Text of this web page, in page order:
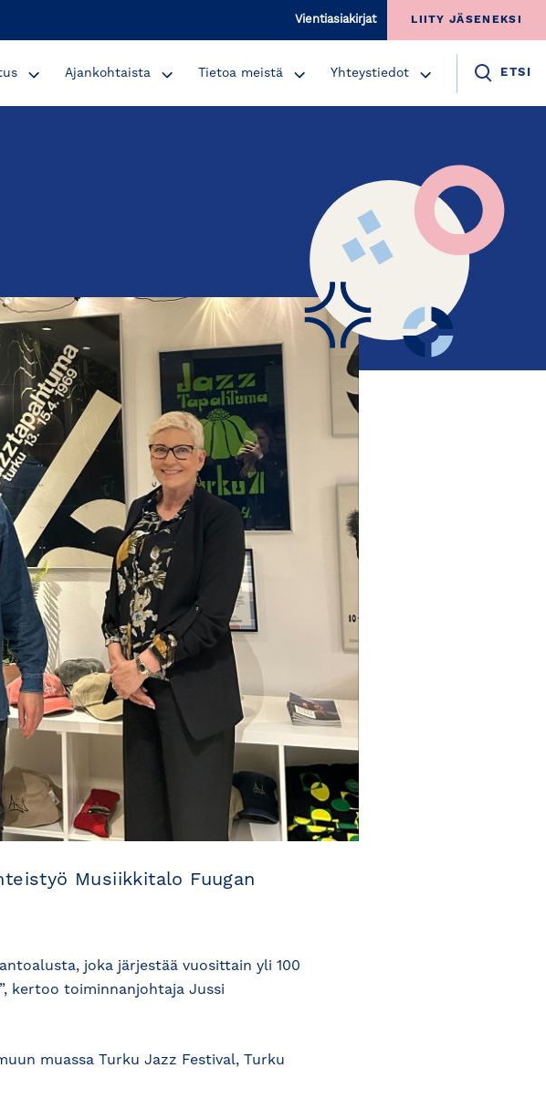
Vientiasiakirjat LIITY JÄSENEKSI
Ajankohtaista Tietoa meistä Yhteystiedot ETSI
Musiikkitalo Fuugan
joka järjestää vuosittain yli 100
kertoo toiminnanjohtaja Jussi
muassa Turku Jazz Festival, Turku